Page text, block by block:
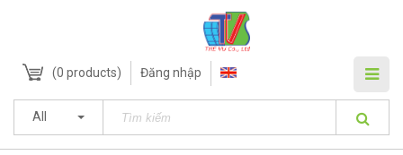
(0 products) Đăng nhập
All